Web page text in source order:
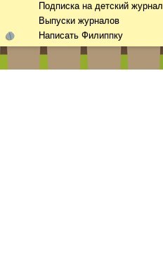
Подписка на детский журнал
Выпуски журналов
Написать Филиппку